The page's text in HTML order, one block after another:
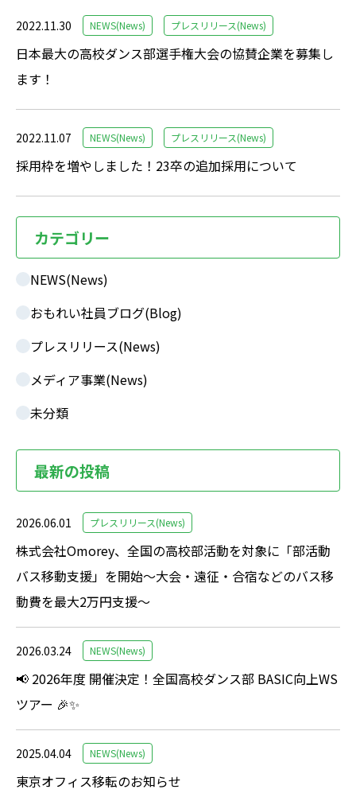
2022.11.30 NEWS(News) プレスリリース(News)
日本最大の高校ダンス部選手権大会の協賛企業を募集し
ます！
2022.11.07 NEWS(News) プレスリリース(News)
採用枠を増やしました！23卒の追加採用について
カテゴリー
NEWS(News)
おもれい社員ブログ(Blog)
プレスリリース(News)
メディア事業(News)
未分類
最新の投稿
2026.06.01 プレスリリース(News)
株式会社Omorey、全国の高校部活動を対象に「部活動
バス移動支援」を開始～大会・遠征・合宿などのバス移
動費を最大2万円支援～
2026.03.24 NEWS(News)
📢 2026年度 開催決定！全国高校ダンス部 BASIC向上WS
ツアー 🎉✨
2025.04.04 NEWS(News)
東京オフィス移転のお知らせ